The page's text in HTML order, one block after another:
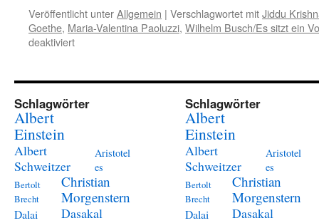
Veröffentlicht unterAllgemein | Verschlagwortet mitJiddu
Goethe, Maria-Valentina Paoluzzi, Wilhelm Busch/Es sitzt ein
deaktiviertfür
–
Mut
Schlagwörter
Albert
Einstein
Albert
Schweitzer
Aristotel
es
Bertolt
Brecht
Christian
Morgenstern
Dalai
Dasakal
Schlagwörter
Albert
Einstein
Albert
Schweitzer
Aristotel
es
Bertolt
Brecht
Christian
Morgenstern
Dalai
Dasakal